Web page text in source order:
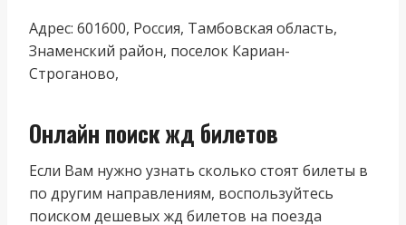
Адрес: 601600, Россия, Тамбовская область,
Знаменский район, поселок Кариан-
Строганово,
Онлайн поиск жд билетов
Если Вам нужно узнать сколько стоят билеты в
по другим направлениям, воспользуйтесь
поиском дешевых жд билетов на поезда